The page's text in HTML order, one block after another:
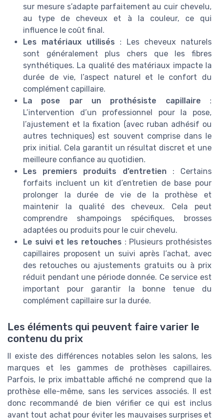
sur mesure s’adapte parfaitement au cuir chevelu,
au type de cheveux et à la couleur, ce qui
influence le coût final.
Les matériaux utilisés : Les cheveux naturels
sont généralement plus chers que les fibres
synthétiques. La qualité des matériaux impacte la
durée de vie, l’aspect naturel et le confort du
complément capillaire.
La pose par un prothésiste capillaire :
L’intervention d’un professionnel pour la pose,
l’ajustement et la fixation (avec ruban adhésif ou
autres techniques) est souvent comprise dans le
prix initial. Cela garantit un résultat discret et une
meilleure confiance au quotidien.
Les premiers produits d’entretien : Certains
forfaits incluent un kit d’entretien de base pour
prolonger la durée de vie de la prothèse et
maintenir la qualité des cheveux. Cela peut
comprendre shampoings spécifiques, brosses
adaptées ou produits pour le cuir chevelu.
Le suivi et les retouches : Plusieurs prothésistes
capillaires proposent un suivi après l’achat, avec
des retouches ou ajustements gratuits ou à prix
réduit pendant une période donnée. Ce service est
important pour garantir la bonne tenue du
complément capillaire sur la durée.
Les éléments qui peuvent faire varier le
contenu du prix
Il existe des différences notables selon les salons, les
marques et les gammes de prothèses capillaires.
Parfois, le prix imbattable affiché ne comprend que la
prothèse elle-même, sans les services associés. Il est
donc recommandé de bien vérifier ce qui est inclus
avant tout achat pour éviter les mauvaises surprises et